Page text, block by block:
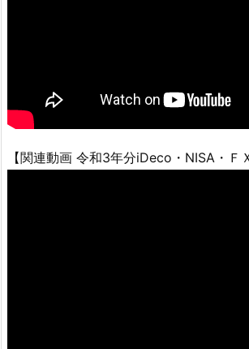
【関連動画 令和3年分iDeco・NISA・Ｆ